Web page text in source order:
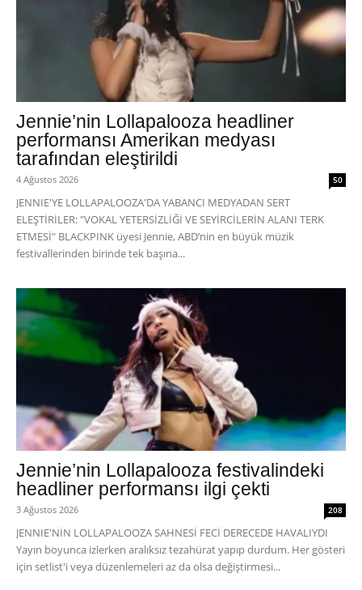
Jennie’nin Lollapalooza headliner
performansı Amerikan medyası
tarafından eleştirildi
4 Ağustos 2026 50
JENNIE'YE LOLLAPALOOZA'DA YABANCI MEDYADAN SERT
ELEŞTİRİLER: "VOKAL YETERSİZLİĞİ VE SEYİRCİLERİN ALANI TERK
ETMESİ" BLACKPINK üyesi Jennie, ABD’nin en büyük müzik
festivallerinden birinde tek başına...
Jennie’nin Lollapalooza festivalindeki
headliner performansı ilgi çekti
3 Ağustos 2026 208
JENNIE'NİN LOLLAPALOOZA SAHNESİ FECİ DERECEDE HAVALIYDI
Yayın boyunca izlerken aralıksız tezahürat yapıp durdum. Her gösteri
için setlist'i veya düzenlemeleri az da olsa değiştirmesi...